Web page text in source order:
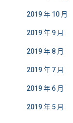
2019 年 10 月
2019 年 9 月
2019 年 8 月
2019 年 7 月
2019 年 6 月
2019 年 5 月